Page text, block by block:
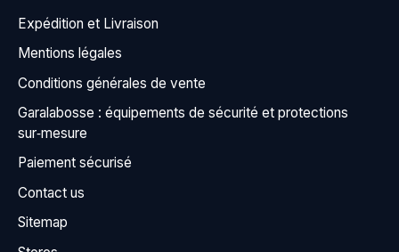
Expédition et Livraison
Mentions légales
Conditions générales de vente
Garalabosse : équipements de sécurité et protections
sur‑mesure
Paiement sécurisé
Contact us
Sitemap